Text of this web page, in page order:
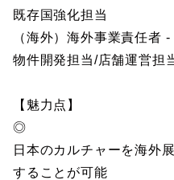
既存国強化担当
（海外）海外事業責任者
物件開発担当/店舗運営担
【魅力点】
◎
日本のカルチャーを海外
することが可能